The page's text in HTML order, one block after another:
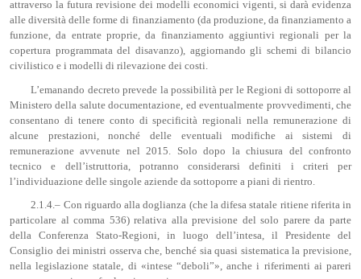
attraverso la futura revisione dei modelli economici vigenti, si darà evidenza
alle diversità delle forme di finanziamento (da produzione, da finanziamento a
funzione, da entrate proprie, da finanziamento aggiuntivi regionali per la
copertura programmata del disavanzo), aggiornando gli schemi di bilancio
civilistico e i modelli di rilevazione dei costi.
L’emanando decreto prevede la possibilità per le Regioni di sottoporre al
Ministero della salute documentazione, ed eventualmente provvedimenti, che
consentano di tenere conto di specificità regionali nella remunerazione di
alcune prestazioni, nonché delle eventuali modifiche ai sistemi di
remunerazione avvenute nel 2015. Solo dopo la chiusura del confronto
tecnico e dell’istruttoria, potranno considerarsi definiti i criteri per
l’individuazione delle singole aziende da sottoporre a piani di rientro.
2.1.4.– Con riguardo alla doglianza (che la difesa statale ritiene riferita in
particolare al comma 536) relativa alla previsione del solo parere da parte
della Conferenza Stato-Regioni, in luogo dell’intesa, il Presidente del
Consiglio dei ministri osserva che, benché sia quasi sistematica la previsione,
nella legislazione statale, di «intese “deboli”», anche i riferimenti ai pareri